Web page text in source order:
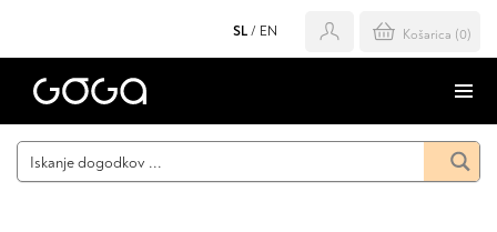
SL / EN Košarica (0)